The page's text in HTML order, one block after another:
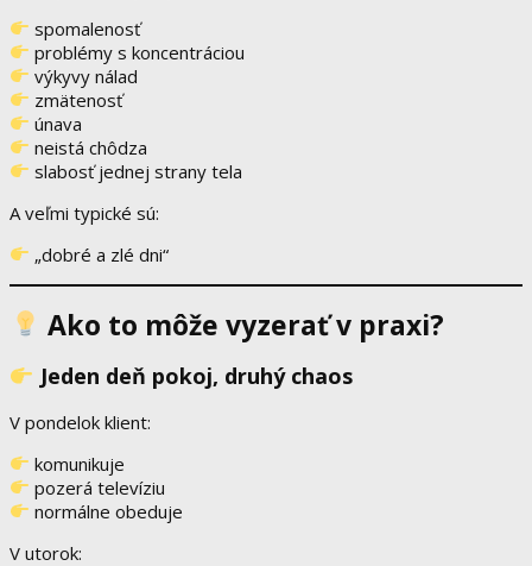
spomalenosť
problémy s koncentráciou
výkyvy nálad
zmätenosť
únava
neistá chôdza
slabosť jednej strany tela
A veľmi typické sú:
„dobré a zlé dni“
Ako to môže vyzerať v praxi?
Jeden deň pokoj, druhý chaos
V pondelok klient:
komunikuje
pozerá televíziu
normálne obeduje
V utorok: